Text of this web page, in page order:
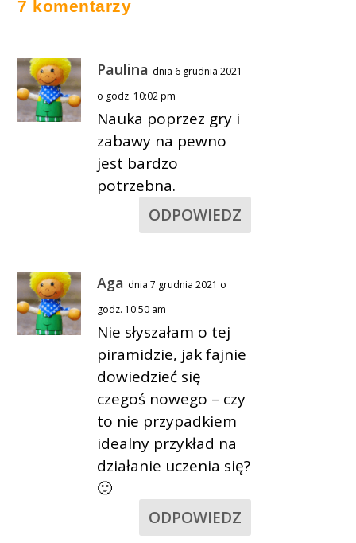
7 komentarzy
Paulina dnia 6 grudnia 2021
o godz. 10:02 pm
Nauka poprzez gry i
zabawy na pewno
jest bardzo
potrzebna.
ODPOWIEDZ
Aga dnia 7 grudnia 2021 o
godz. 10:50 am
Nie słyszałam o tej
piramidzie, jak fajnie
dowiedzieć się
czegoś nowego – czy
to nie przypadkiem
idealny przykład na
działanie uczenia się?
🙂
ODPOWIEDZ